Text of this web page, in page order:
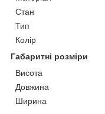
Стан
Тип
Колір
Габаритні розміри
Висота
Довжина
Ширина